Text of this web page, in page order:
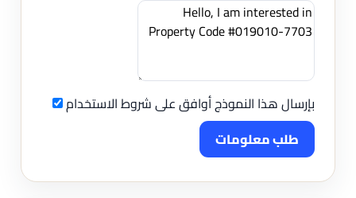
بإرسال هذا النموذج أوافق على شروط الاستخدام
طلب معلومات